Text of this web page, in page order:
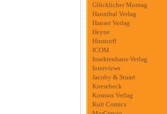
Glücklicher Montag
Hannibal Verlag
Hanser Verlag
Heyne
Hinstorff
ICOM
Insektenhaus-Verlag
Interviews
Jacoby & Stuart
Knesebeck
Kosmos Verlag
Kult Comics